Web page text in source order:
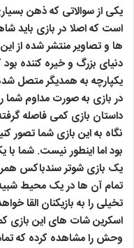
یکی از سوالاتی که ذهن
است که اصلا در بازی باید
ها و تصاویر منتشر شده از
دنیای بزرگ و خیره کننده
یکپارچه به همدیگر متصل
در بازی به صورت مداوم شما
داستان بازی کمی فاصله
نگاه به این بازی شما تصور
بود اما اینطور نیست. شما با
یک بازی شوتر سندباکس
تمام آن ها در یک محیط
تخیلی را به بازیکنان القا
اسکرین شات های این بازی
وحش را مشاهده کرده که